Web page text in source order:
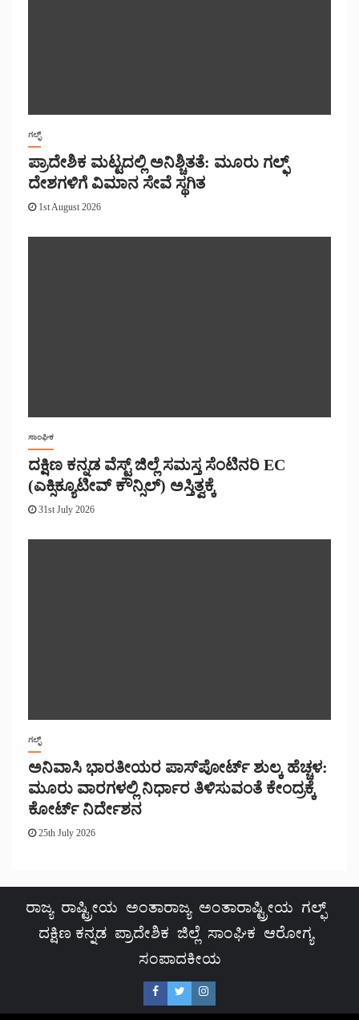
ಗಲ್ಫ್
ಪ್ರಾದೇಶಿಕ ಮಟ್ಟದಲ್ಲಿ ಅನಿಶ್ಚಿತತೆ: ಮೂರು ಗಲ್ಫ್
ದೇಶಗಳಿಗೆ ವಿಮಾನ ಸೇವೆ ಸ್ಥಗಿತ
1st August 2026
ಸಾಂಘಿಕ
ದಕ್ಷಿಣ ಕನ್ನಡ ವೆಸ್ಟ್ ಜಿಲ್ಲೆ ಸಮಸ್ತ ಸೆಂಟಿನರಿ EC
(ಎಕ್ಸಿಕ್ಯೂಟೀವ್ ಕೌನ್ಸಿಲ್) ಅಸ್ತಿತ್ವಕ್ಕೆ
31st July 2026
ಗಲ್ಫ್
ಅನಿವಾಸಿ ಭಾರತೀಯರ ಪಾಸ್‌ಪೋರ್ಟ್ ಶುಲ್ಕ ಹೆಚ್ಚಳ:
ಮೂರು ವಾರಗಳಲ್ಲಿ ನಿರ್ಧಾರ ತಿಳಿಸುವಂತೆ ಕೇಂದ್ರಕ್ಕೆ
ಕೋರ್ಟ್ ನಿರ್ದೇಶನ
25th July 2026
ರಾಜ್ಯ ರಾಷ್ಟ್ರೀಯ ಅಂತಾರಾಜ್ಯ ಅಂತಾರಾಷ್ಟ್ರೀಯ ಗಲ್ಫ್
ದಕ್ಷಿಣ ಕನ್ನಡ ಪ್ರಾದೇಶಿಕ ಜಿಲ್ಲೆ ಸಾಂಘಿಕ ಆರೋಗ್ಯ
ಸಂಪಾದಕೀಯ